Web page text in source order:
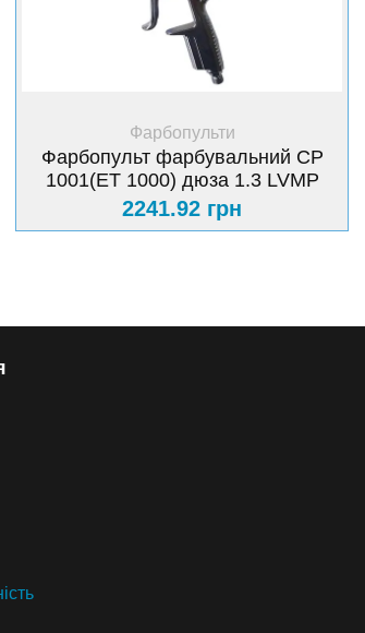
+ Купити
Фарбопульти
Фарбопульт фарбувальний СР
1001(ET 1000) дюза 1.3 LVMP
2241.92 грн